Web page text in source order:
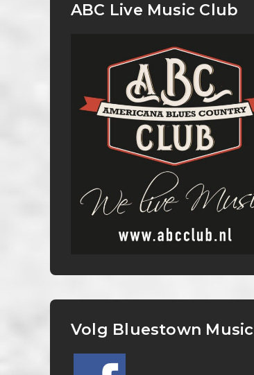
ABC Live Music Club
Volg Bluestown Music